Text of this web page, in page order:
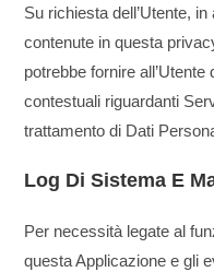
Su richiesta dell’Utente,
contenute in questa
potrebbe fornire
contestuali riguardanti
trattamento di Dati
Log Di Sistema E
Per necessità legate al
questa Applicazione e gli